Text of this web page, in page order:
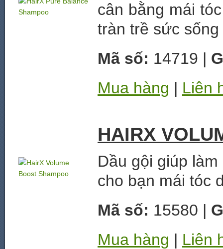
cân bằng mái
tràn trề sức
Mã số: 14719 |
Mua hàng | Liên
HAIRX
Dầu gội giúp
cho bạn mái tóc
Mã số: 15580 |
Mua hàng | Liên